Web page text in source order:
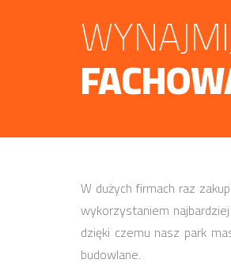
W dużych firmach raz
wykorzystaniem
dzięki czemu nasz park
budowlane.